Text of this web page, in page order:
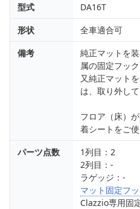
型式
DA16T
形状
全車適合可
備考
純正マットを
属の固定フッ
又純正マット
は、取り外して
フロア（床）
着シートをご
パーツ点数
1列目：2
2列目：-
ラゲッジ：-
マット固定フ
Clazzio専用固